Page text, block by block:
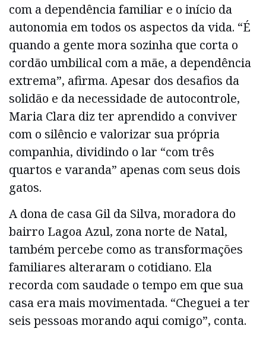
com a dependência familiar e o início da
autonomia em todos os aspectos da vida. “É
quando a gente mora sozinha que corta o
cordão umbilical com a mãe, a dependência
extrema”, afirma. Apesar dos desafios da
solidão e da necessidade de autocontrole,
Maria Clara diz ter aprendido a conviver
com o silêncio e valorizar sua própria
companhia, dividindo o lar “com três
quartos e varanda” apenas com seus dois
gatos.
A dona de casa Gil da Silva, moradora do
bairro Lagoa Azul, zona norte de Natal,
também percebe como as transformações
familiares alteraram o cotidiano. Ela
recorda com saudade o tempo em que sua
casa era mais movimentada. “Cheguei a ter
seis pessoas morando aqui comigo”, conta.